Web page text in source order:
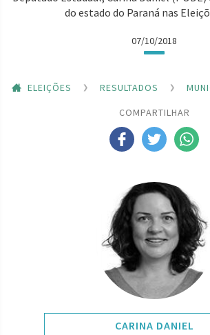
do estado do Paraná nas
07/10/2018
ELEIÇÕES RESULTADOS
COMPARTILHAR
CARINA DANIEL